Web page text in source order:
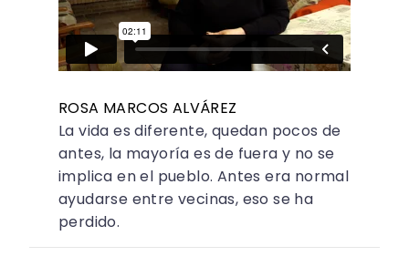
ROSA MARCOS ALVÁREZ
La vida es diferente, quedan pocos de
antes, la mayoría es de fuera y no se
implica en el pueblo. Antes era normal
ayudarse entre vecinas, eso se ha
perdido.